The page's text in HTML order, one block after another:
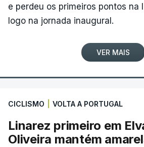
e perdeu os primeiros pontos na
logo na jornada inaugural.
VER MAIS
CICLISMO VOLTA A PORTUGAL
Linarez primeiro em
Oliveira mantém